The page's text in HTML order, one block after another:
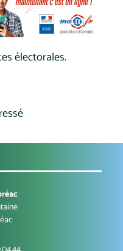
électorales.